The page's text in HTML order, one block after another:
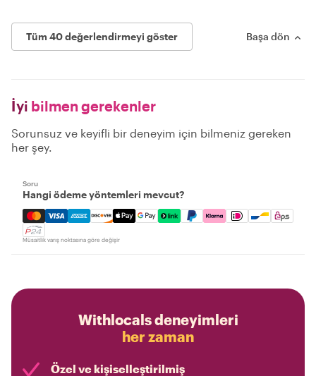
Tüm 40 değerlendirmeyi göster Başa dön
İyi bilmen gerekenler
Sorunsuz ve keyifli bir deneyim için bilmeniz gereken
her şey.
Soru
Hangi ödeme yöntemleri mevcut?
Mastercard, Visa, Amex, Discover, Apple Pay, Google
Müsaitlik varış noktasına göre değişir
Withlocals deneyimleri
her zaman
Özel ve kişiselleştirilmiş